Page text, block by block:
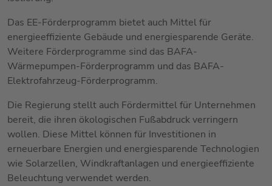
Das EE-Förderprogramm bietet auch Mittel für
energieeffiziente Gebäude und energiesparende Geräte.
Weitere Förderprogramme sind das BAFA-
Wärmepumpen-Förderprogramm und das BAFA-
Elektrofahrzeug-Förderprogramm.
Die Regierung stellt auch Fördermittel für Unternehmen
bereit, die ihren ökologischen Fußabdruck verringern
wollen. Diese Mittel können für Investitionen in
erneuerbare Energien und energiesparende Technologien
wie Solarzellen, Windkraftanlagen und energieeffiziente
Beleuchtung verwendet werden.